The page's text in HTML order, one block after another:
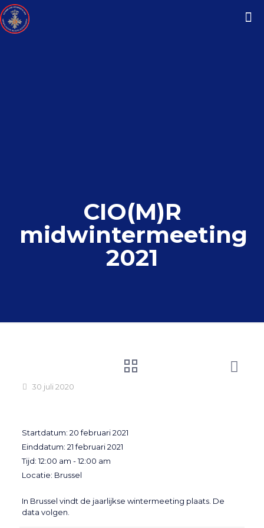
CIO(M)R
midwintermeeting
2021
30 juli 2020
Startdatum: 20 februari 2021
Einddatum: 21 februari 2021
Tijd:12:00 am - 12:00 am
Locatie: Brussel
In Brussel vindt de jaarlijkse wintermeeting plaats. De
data volgen.